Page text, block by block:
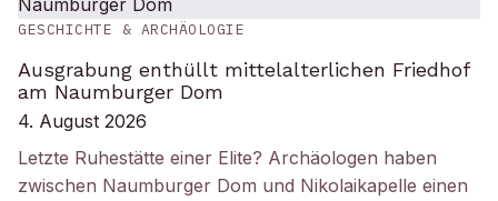
GESCHICHTE & ARCHÄOLOGIE
Ausgrabung enthüllt mittelalterlichen Friedhof
am Naumburger Dom
4. August 2026
Letzte Ruhestätte einer Elite? Archäologen haben
zwischen Naumburger Dom und Nikolaikapelle einen